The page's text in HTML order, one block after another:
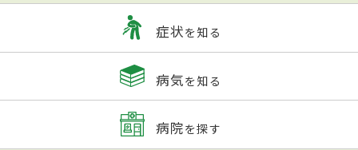
症状を知る
病気を知る
病院を探す